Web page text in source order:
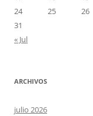
24
25 26
31
« Jul
ARCHIVOS
julio 2026